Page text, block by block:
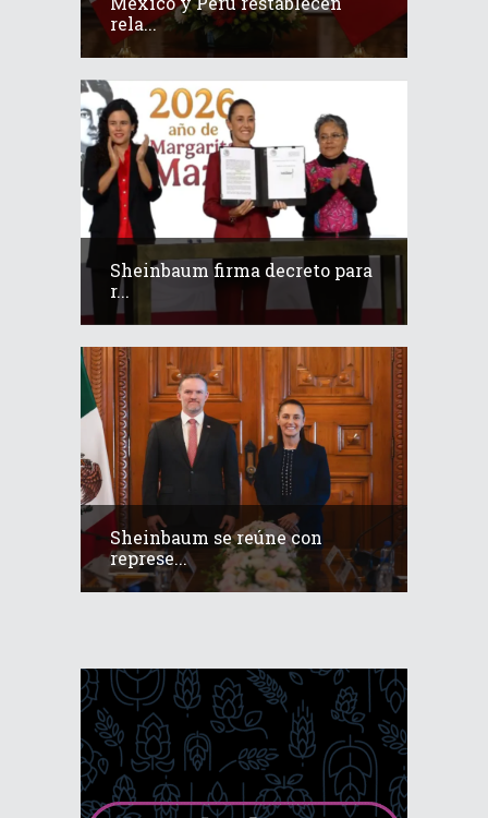
rela...
Sheinbaum firma decreto para
r...
Sheinbaum se reúne con
represe...